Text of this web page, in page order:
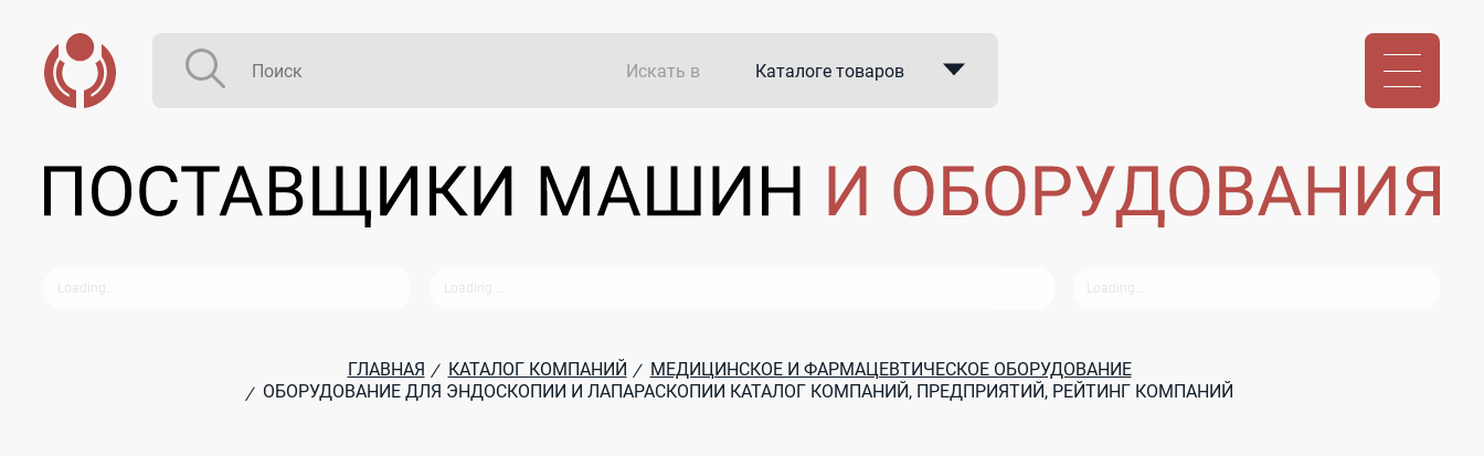
Искать в Каталоге товаров
В закупках
ГЛАВНАЯ / КАТАЛОГ КОМПАНИЙ / МЕДИЦИНСКОЕ И ФАРМАЦЕВТИЧЕСКОЕ ОБОРУДОВАНИЕ
/ ОБОРУДОВАНИЕ ДЛЯ ЭНДОСКОПИИ И ЛАПАРАСКОПИИ КАТАЛОГ КОМПАНИЙ, ПРЕДПРИЯТИЙ, РЕЙТИНГ КОМПАНИЙ